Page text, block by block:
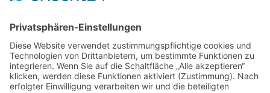
angezeigt wird.